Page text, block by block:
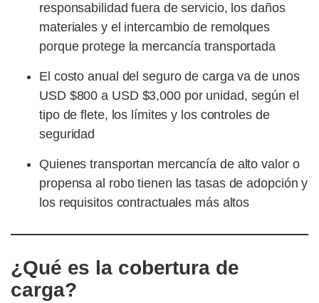
responsabilidad fuera de servicio, los daños
materiales y el intercambio de remolques
porque protege la mercancía transportada
El costo anual del seguro de carga va de unos
USD $800 a USD $3,000 por unidad, según el
tipo de flete, los límites y los controles de
seguridad
Quienes transportan mercancía de alto valor o
propensa al robo tienen las tasas de adopción y
los requisitos contractuales más altos
¿Qué es la cobertura de
carga?